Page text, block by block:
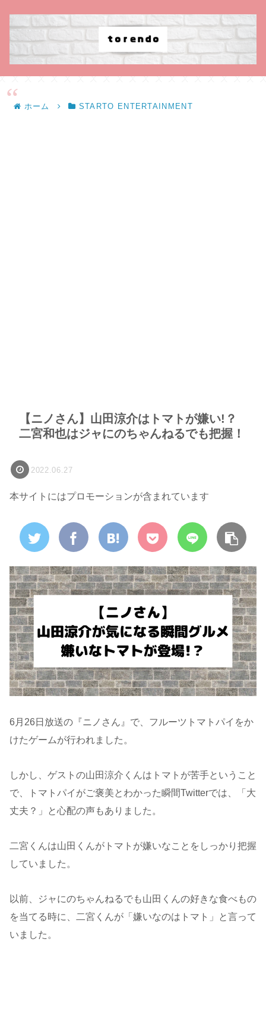
ホーム STARTO ENTERTAINMENT
【ニノさん】山田涼介はトマトが嫌い!？
二宮和也はジャにのちゃんねるでも把握！
2022.06.27
本サイトにはプロモーションが含まれています
6月26日放送の『ニノさん』で、フルーツトマトパイをか
けたゲームが行われました。
しかし、ゲストの山田涼介くんはトマトが苦手ということ
で、トマトパイがご褒美とわかった瞬間Twitterでは、「大
丈夫？」と心配の声もありました。
二宮くんは山田くんがトマトが嫌いなことをしっかり把握
していました。
以前、ジャにのちゃんねるでも山田くんの好きな食べもの
を当てる時に、二宮くんが「嫌いなのはトマト」と言って
いました。